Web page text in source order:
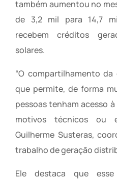
também aumentou no
de 3,2 mil para 14,7
recebem créditos
solares.
“O compartilhamento
que permite, de forma
pessoas tenham acesso
motivos técnicos ou
Guilherme Susteras,
trabalho de geração
Ele destaca que